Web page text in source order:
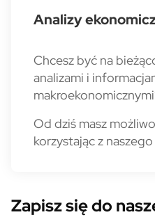
Analizy
Chcesz być na
analizami i
Od dziś masz
korzystając z
Zapisz się do